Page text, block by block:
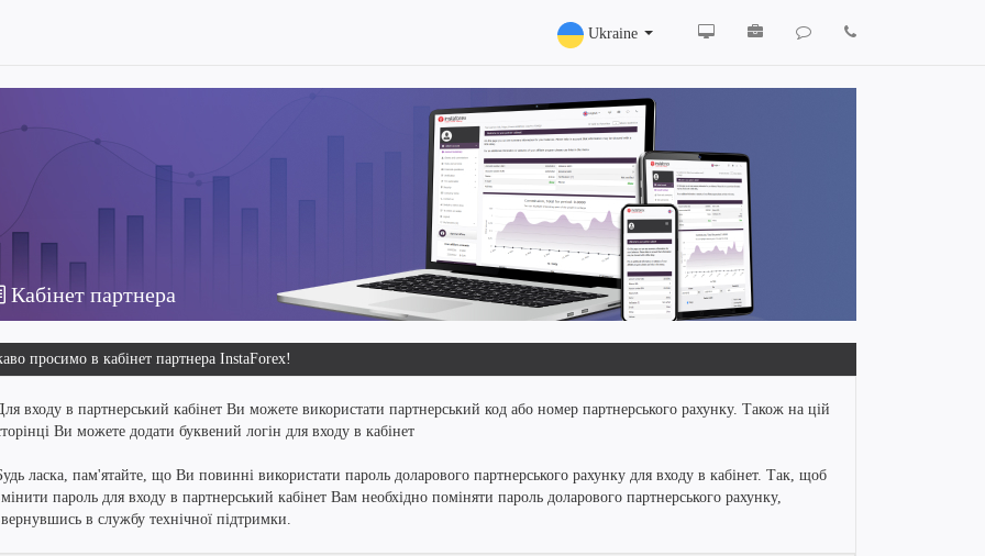
Ukraine
Кабінет партнера
просимо в кабінет партнера InstaForex!
входу в партнерський кабінет Ви можете використати партнерський код або номер партнерського рахунку. Також на цій
Ви можете додати буквений логін для входу в кабінет
ласка, пам'ятайте, що Ви повинні використати пароль доларового партнерського рахунку для входу в кабінет. Так, щоб
пароль для входу в партнерський кабінет Вам необхідно поміняти пароль доларового партнерського рахунку,
в службу технічної підтримки.